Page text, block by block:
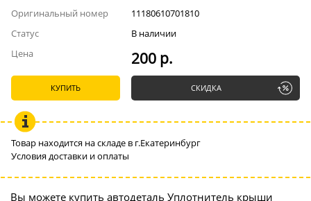
Оригинальный номер
11180610701810
Статус
В наличии
Цена
200 р.
КУПИТЬ СКИДКА
Товар находится на складе в г.Екатеринбург
Условия доставки и оплаты
Вы можете купить автодеталь Уплотнитель крыши